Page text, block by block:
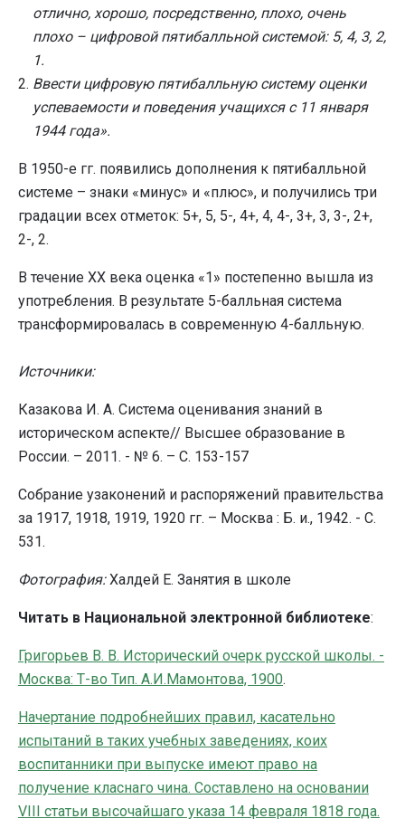
отлично, хорошо, посредственно, плохо, очень
плохо – цифровой пятибалльной системой: 5, 4, 3, 2,
1.
Ввести цифровую пятибалльную систему оценки
успеваемости и поведения учащихся с 11 января
1944 года».
В 1950-е гг. появились дополнения к пятибалльной
системе – знаки «минус» и «плюс», и получились три
градации всех отметок: 5+, 5, 5-, 4+, 4, 4-, 3+, 3, 3-, 2+,
2-, 2.
В течение ХХ века оценка «1» постепенно вышла из
употребления. В результате 5-балльная система
трансформировалась в современную 4-балльную.
Источники:
Казакова И. А. Система оценивания знаний в
историческом аспекте// Высшее образование в
России. – 2011. - № 6. – С. 153-157
Собрание узаконений и распоряжений правительства
за 1917, 1918, 1919, 1920 гг. – Москва : Б. и., 1942. - С.
531.
Фотография:Халдей Е. Занятия в школе
Читать в Национальной электронной библиотеке:
Григорьев В. В. Исторический очерк русской школы. -
Москва: Т-во Тип. А.И.Мамонтова, 1900.
Начертание подробнейших правил, касательно
испытаний в таких учебных заведениях, коих
воспитанники при выпуске имеют право на
получение класнаго чина. Составлено на основании
VIII статьи высочайшаго указа 14 февраля 1818 года.